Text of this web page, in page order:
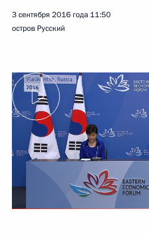
3 сентября 2016 года 11:50
остров Русский